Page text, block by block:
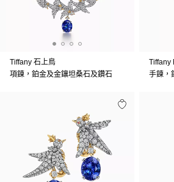
Tiffany 石上鳥
項鍊，鉑金及金鑲坦桑石及鑽石
Tiffany
手鍊，